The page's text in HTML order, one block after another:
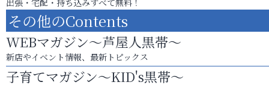
出張・宅配・持ち込みすべて無料！
その他のContents
WEBマガジン～芦屋人黒帯～
新店やイベント情報、最新トピックス
子育てマガジン～KID's黒帯～